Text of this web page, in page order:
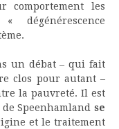
comportement les
dégénérescence
un débat – qui fait
clos pour autant –
la pauvreté. Il est
Speenhamland se
et le traitement